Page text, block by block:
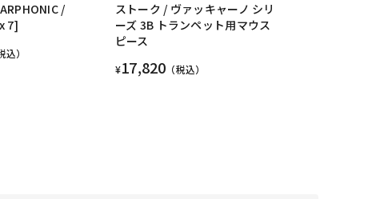
/
7]
込）
ストーク / ヴァッキャーノ シリ
ーズ 3B トランペット用マウス
ピース
¥17,820 （税込）